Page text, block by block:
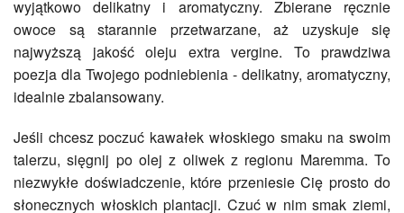
wyjątkowo delikatny i aromatyczny. Zbierane ręcznie
owoce są starannie przetwarzane, aż uzyskuje się
najwyższą jakość oleju extra vergine. To prawdziwa
poezja dla Twojego podniebienia - delikatny, aromatyczny,
idealnie zbalansowany.
Jeśli chcesz poczuć kawałek włoskiego smaku na swoim
talerzu, sięgnij po olej z oliwek z regionu Maremma. To
niezwykłe doświadczenie, które przeniesie Cię prosto do
słonecznych włoskich plantacji. Czuć w nim smak ziemi,